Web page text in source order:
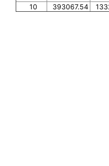
10
393067.54